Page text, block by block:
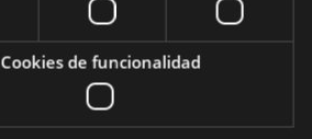
Cookies de funcionalidad